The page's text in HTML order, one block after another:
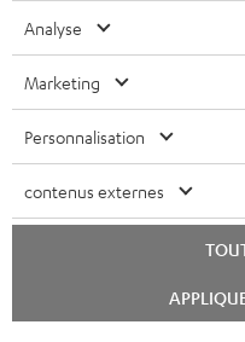
Analyse
Marketing
Personnalisation
contenus externes